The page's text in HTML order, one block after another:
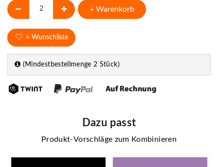
+ Warenkorb
+ Wunschliste
(Mindestbestellmenge 2 Stück)
Dazu passt
Produkt-Vorschläge zum Kombinieren